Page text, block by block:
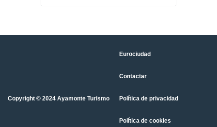
Copyright © 2024 Ayamonte Turismo
Eurociudad
Contactar
Política de privacidad
Política de cookies